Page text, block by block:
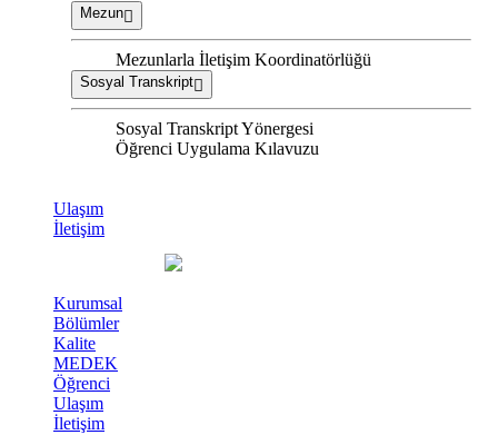
Mezun
Mezunlarla İletişim Koordinatörlüğü
Sosyal Transkript
Sosyal Transkript Yönergesi
Öğrenci Uygulama Kılavuzu
Ulaşım
İletişim
Kurumsal
Bölümler
Kalite
MEDEK
Öğrenci
Ulaşım
İletişim